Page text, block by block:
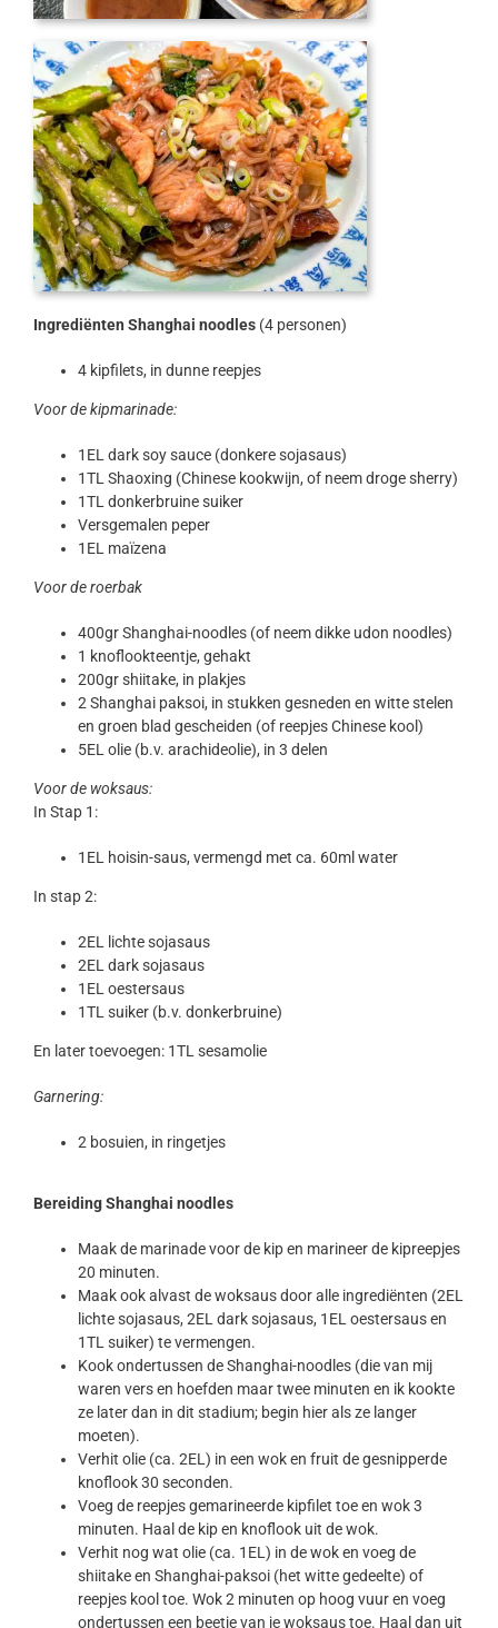
Ingrediënten Shanghai noodles(4 personen)
4 kipfilets, in dunne reepjes
Voor de kipmarinade:
1EL dark soy sauce (donkere sojasaus)
1TL Shaoxing (Chinese kookwijn, of neem droge sherry)
1TL donkerbruine suiker
Versgemalen peper
1EL maïzena
Voor de roerbak
400gr Shanghai-noodles (of neem dikke udon noodles)
1 knoflookteentje, gehakt
200gr shiitake, in plakjes
2 Shanghai paksoi, in stukken gesneden en witte stelen
en groen blad gescheiden (of reepjes Chinese kool)
5EL olie (b.v. arachideolie), in 3 delen
Voor de woksaus:
In Stap 1:
1EL hoisin-saus, vermengd met ca. 60ml water
In stap 2:
2EL lichte sojasaus
2EL dark sojasaus
1EL oestersaus
1TL suiker (b.v. donkerbruine)
En later toevoegen: 1TL sesamolie
Garnering:
2 bosuien, in ringetjes
Bereiding Shanghai noodles
Maak de marinade voor de kip en marineer de kipreepjes
20 minuten.
Maak ook alvast de woksaus door alle ingrediënten (2EL
lichte sojasaus, 2EL dark sojasaus, 1EL oestersaus en
1TL suiker) te vermengen.
Kook ondertussen de Shanghai-noodles (die van mij
waren vers en hoefden maar twee minuten en ik kookte
ze later dan in dit stadium; begin hier als ze langer
moeten).
Verhit olie (ca. 2EL) in een wok en fruit de gesnipperde
knoflook 30 seconden.
Voeg de reepjes gemarineerde kipfilet toe en wok 3
minuten. Haal de kip en knoflook uit de wok.
Verhit nog wat olie (ca. 1EL) in de wok en voeg de
shiitake en Shanghai-paksoi (het witte gedeelte) of
reepjes kool toe. Wok 2 minuten op hoog vuur en voeg
ondertussen een beetje van je woksaus toe. Haal dan uit